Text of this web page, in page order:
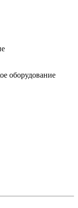
оборудование